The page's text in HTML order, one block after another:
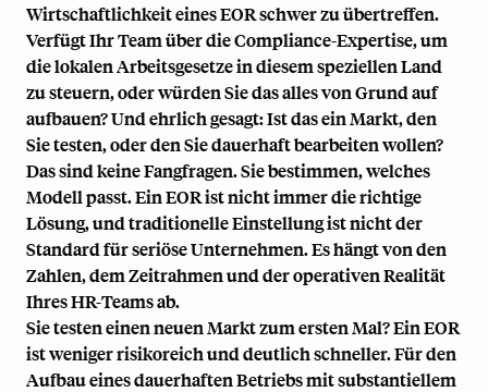
Wirtschaftlichkeit eines EOR schwer zu übertreffen.
Verfügt Ihr Team über die Compliance-Expertise, um
die lokalen Arbeitsgesetze in diesem speziellen Land
zu steuern, oder würden Sie das alles von Grund auf
aufbauen? Und ehrlich gesagt: Ist das ein Markt, den
Sie testen, oder den Sie dauerhaft bearbeiten wollen?
Das sind keine Fangfragen. Sie bestimmen, welches
Modell passt. Ein EOR ist nicht immer die richtige
Lösung, und traditionelle Einstellung ist nicht der
Standard für seriöse Unternehmen. Es hängt von den
Zahlen, dem Zeitrahmen und der operativen Realität
Ihres HR-Teams ab.
Sie testen einen neuen Markt zum ersten Mal? Ein EOR
ist weniger risikoreich und deutlich schneller. Für den
Aufbau eines dauerhaften Betriebs mit substantiellem